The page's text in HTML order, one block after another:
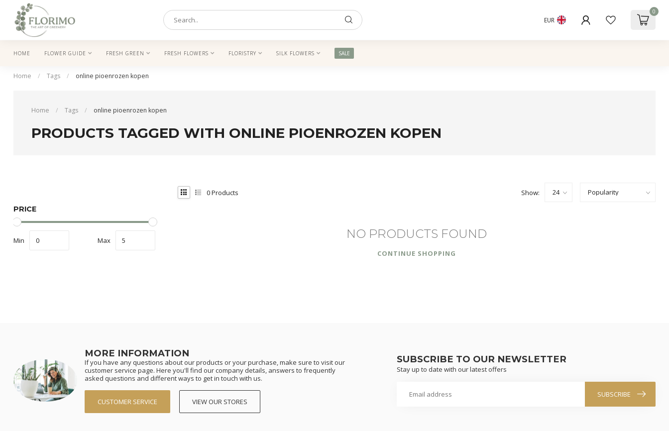
EUR
0
HOME FLOWER GUIDE FRESH GREEN FRESH FLOWERS FLORISTRY SILK FLOWERS SALE
Home / Tags / online pioenrozen kopen
Home / Tags / online pioenrozen kopen
PRODUCTS TAGGED WITH ONLINE PIOENROZEN KOPEN
PRICE
Min Max
0Products Show:
NO PRODUCTS FOUND
CONTINUE SHOPPING
MORE INFORMATION
If you have any questions about our products or your purchase, make sure to visit our
customer service page. Here you'll find our company details, answers to frequently
asked questions and different ways to get in touch with us.
CUSTOMER SERVICE VIEW OUR STORES
SUBSCRIBE TO OUR NEWSLETTER
Stay up to date with our latest offers
SUBSCRIBE